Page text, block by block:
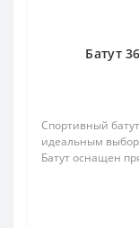
Батут
Спортивный батут
идеальным
Батут оснащен